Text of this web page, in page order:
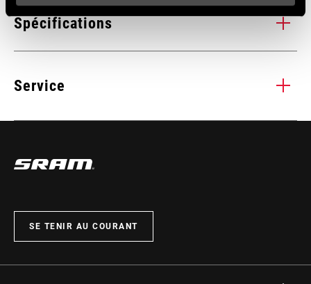
Spécifications
Service
composants sont disponibles sur les pages SRAM Service.
SE TENIR AU COURANT